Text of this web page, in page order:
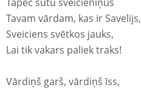
Tavam vārdam, kas ir Savelijs,
Sveiciens svētkos jauks,
Lai tik vakars paliek traks!
Vārdiņš garš, vārdiņš īss,